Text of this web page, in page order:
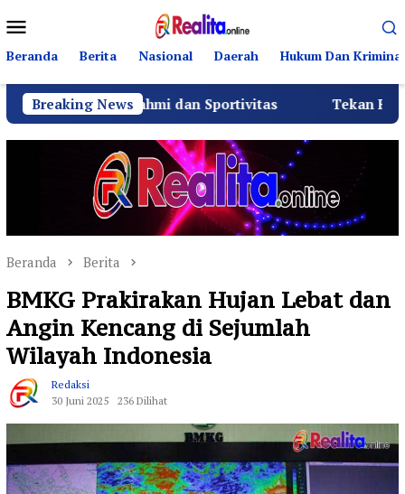
ke
kontenMobile
Beranda Berita Nasional Daerah Hukum Dan Kriminal
Breaking News
Silaturahmi dan Sportivitas Tekan Fatalitas
Beranda Berita
BMKG Prakirakan Hujan Lebat dan
Angin Kencang di Sejumlah
Wilayah Indonesia
Redaksi
30 Juni 2025
236 Dilihat